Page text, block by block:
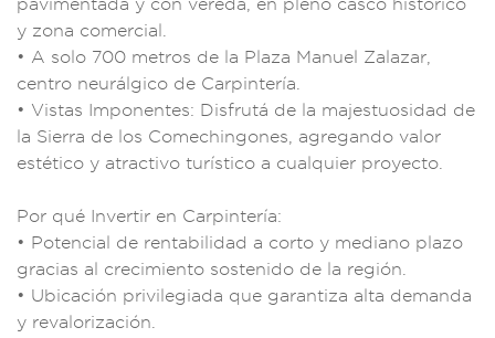
pavimentada y con vereda, en pleno casco histórico
y zona comercial.
• A solo 700 metros de la Plaza Manuel Zalazar,
centro neurálgico de Carpintería.
• Vistas Imponentes: Disfrutá de la majestuosidad de
la Sierra de los Comechingones, agregando valor
estético y atractivo turístico a cualquier proyecto.
Por qué Invertir en Carpintería:
• Potencial de rentabilidad a corto y mediano plazo
gracias al crecimiento sostenido de la región.
• Ubicación privilegiada que garantiza alta demanda
y reva lorización.